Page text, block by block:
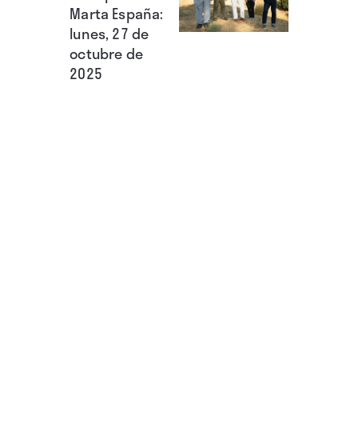
Marta España:
lunes, 27 de
octubre de
2025